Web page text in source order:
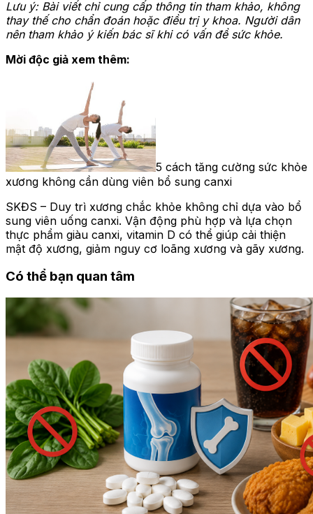
Lưu ý: Bài viết chỉ cung cấp thông tin tham khảo, không
thay thế cho chẩn đoán hoặc điều trị y khoa. Người dân
nên tham khảo ý kiến bác sĩ khi có vấn đề sức khỏe.
Mời độc giả xem thêm:
5 cách tăng cường sức khỏe
xương không cần dùng viên bổ sung canxi
SKĐS – Duy trì xương chắc khỏe không chỉ dựa vào bổ
sung viên uống canxi. Vận động phù hợp và lựa chọn
thực phẩm giàu canxi, vitamin D có thể giúp cải thiện
mật độ xương, giảm nguy cơ loãng xương và gãy xương.
Có thể bạn quan tâm